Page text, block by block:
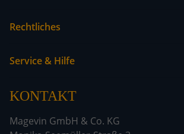
Rechtliches
Service & Hilfe
KONTAKT
Magevin GmbH & Co. KG